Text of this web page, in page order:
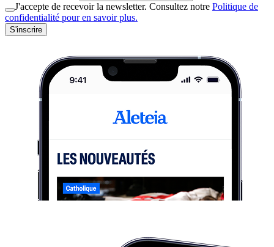
J'accepte de recevoir la newsletter. Consultez notre Politique de
confidentialité pour en savoir plus.
S'inscrire